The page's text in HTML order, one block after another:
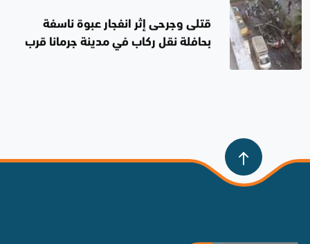
قتلى وجرحى إثر انفجار عبوة ناسفة
بحافلة نقل ركاب في مدينة جرمانا قرب